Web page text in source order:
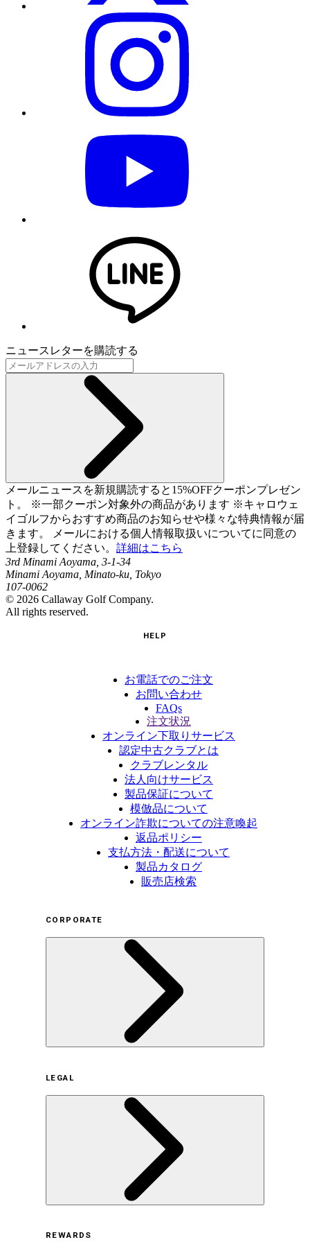
ニュースレターを購読する
メールニュースを新規購読すると15%OFFクーポンプレゼン
ト。 ※一部クーポン対象外の商品があります ※キャロウェ
イゴルフからおすすめ商品のお知らせや様々な特典情報が届
きます。 メールにおける個人情報取扱いについてに同意の
上登録してください。 詳細はこちら
3rd Minami Aoyama, 3-1-34
Minami Aoyama, Minato-ku, Tokyo
107-0062
© 2026 Callaway Golf Company.
All rights reserved.
HELP
お電話でのご注文
お問い合わせ
FAQs
注文状況
オンライン下取りサービス
認定中古クラブとは
クラブレンタル
法人向けサービス
製品保証について
模倣品について
オンライン詐欺についての注意喚起
返品ポリシー
支払方法・配送について
製品カタログ
販売店検索
CORPORATE
サステナビリティの取り組み（日本）
サステナビリティの取り組み（米国/英語）
ヒストリー
採用情報
LEGAL
REWARDS